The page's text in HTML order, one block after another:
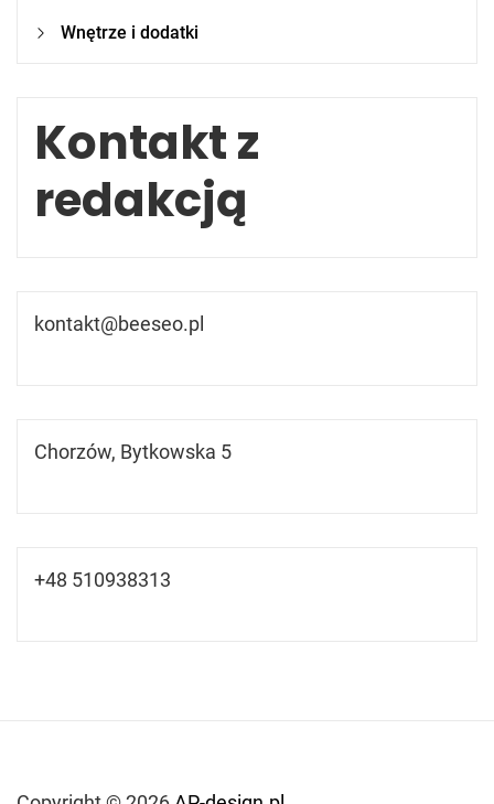
Wnętrze i dodatki
Kontakt z
redakcją
kontakt@beeseo.pl
Chorzów, Bytkowska 5
+48 510938313